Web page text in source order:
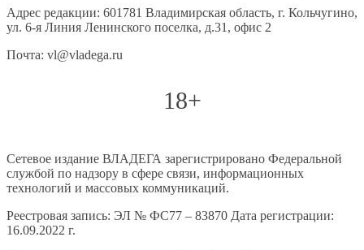
Адрес редакции: 601781 Владимирская область, г. Кольчугино,
ул. 6-я Линия Ленинского поселка, д.31, офис 2
Почта: vl@vladega.ru
18+
Сетевое издание ВЛАДЕГА зарегистрировано Федеральной
службой по надзору в сфере связи, информационных
технологий и массовых коммуникаций.
Реестровая запись: ЭЛ № ФС77 – 83870 Дата регистрации:
16.09.2022 г.